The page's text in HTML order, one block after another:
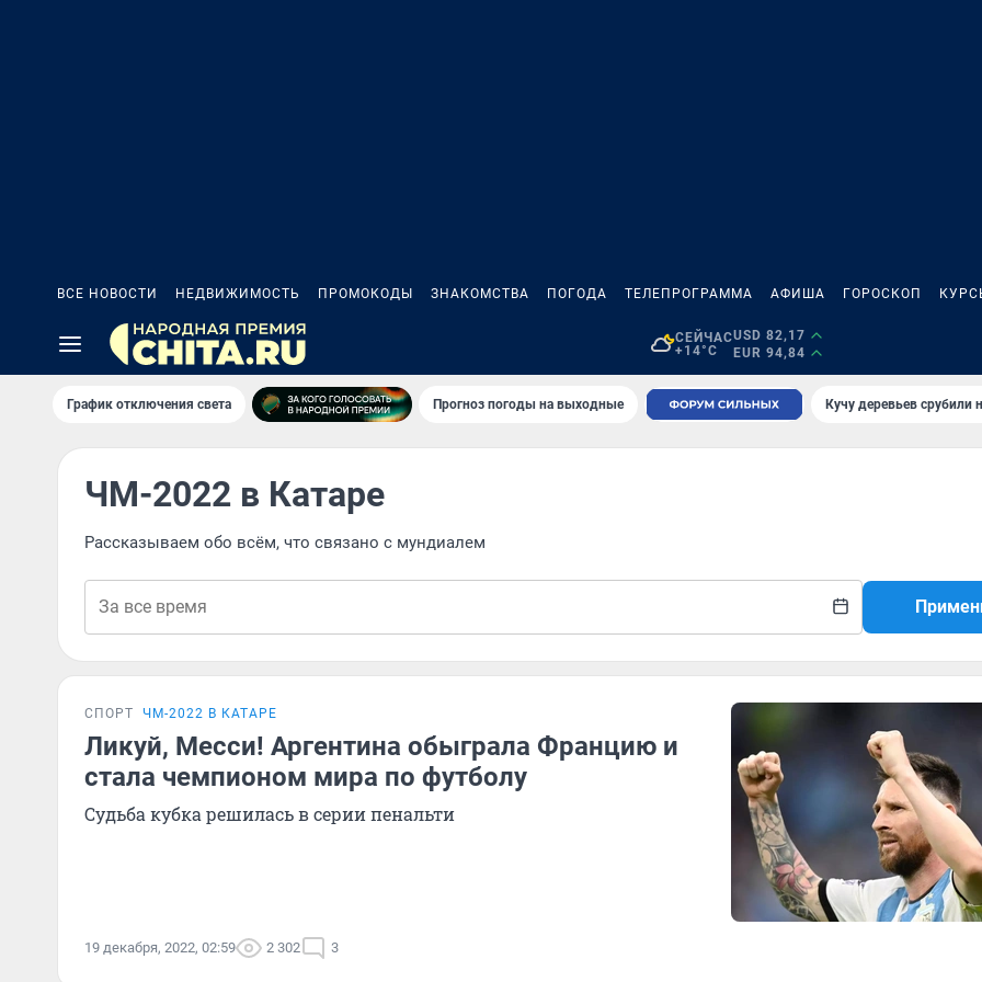
ВСЕ НОВОСТИ НЕДВИЖИМОСТЬ ПРОМОКОДЫ ЗНАКОМСТВА ПОГОДА ТЕЛЕПРОГРАММА АФИША ГОРОСКОП
СЕЙЧАС
+14°C
USD 82,17
EUR 94,84
График отключения света Прогноз погоды на выходные Кучу деревьев срубили
ЧМ-2022 в Катаре
Рассказываем обо всём, что связано с мундиалем
СПОРТ ЧМ-2022 В КАТАРЕ
Ликуй, Месси! Аргентина обыграла Францию и
стала чемпионом мира по футболу
Судьба кубка решилась в серии пенальти
19 декабря, 2022, 02:59 2 302 3